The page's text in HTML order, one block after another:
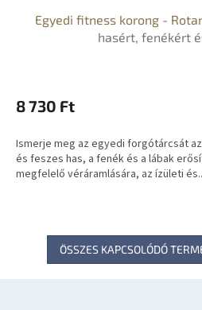
Egyedi fitness korong -
hasért, fenékért
8 730 Ft
Ismerje meg az egyedi forgótárcsát
és feszes has, a fenék és a lábak
megfelelő véráramlására, az ízületi
ÖSSZES KAPCSOLÓDÓ